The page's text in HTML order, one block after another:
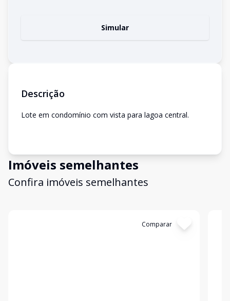
Simular
Descrição
Lote em condomínio com vista para lagoa central.
Imóveis semelhantes
Confira imóveis semelhantes
Comparar